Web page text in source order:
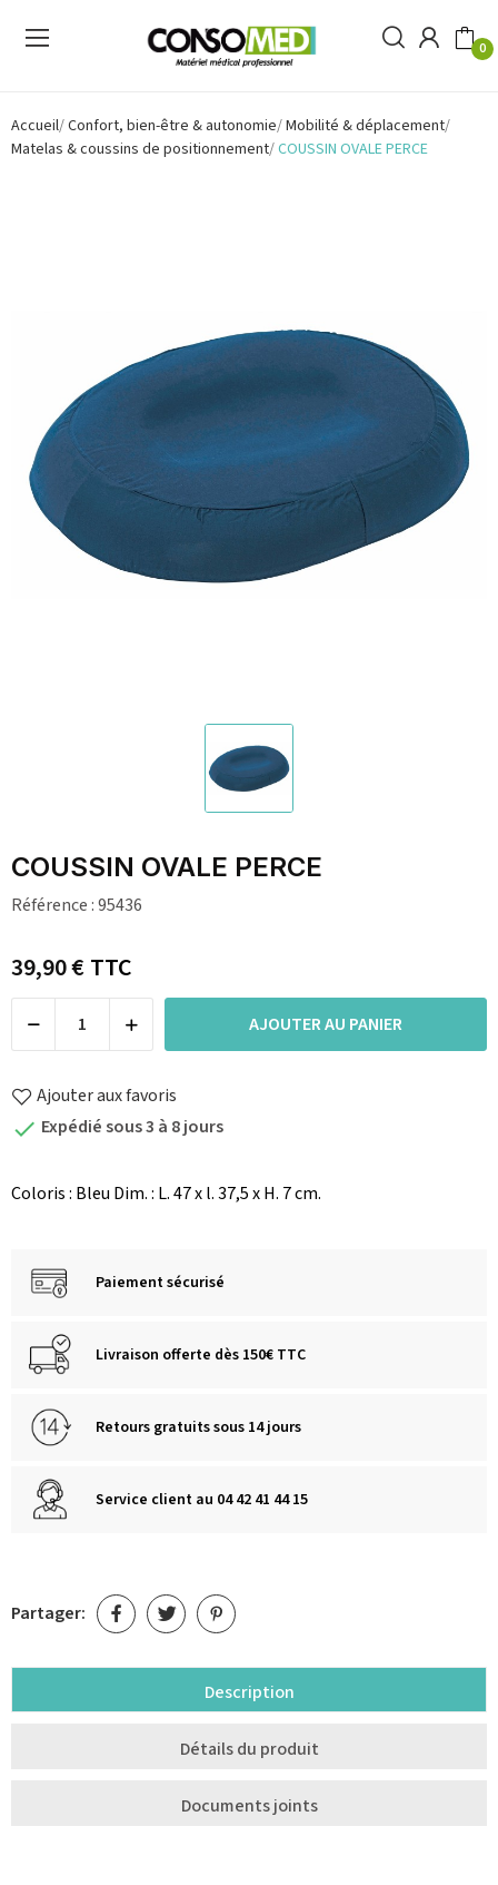
0
Accueil Confort, bien-être & autonomie Mobilité & déplacement
Matelas & coussins de positionnement COUSSIN OVALE PERCE
COUSSIN OVALE PERCE
Référence :95436
39,90 €TTC
AJOUTER AU PANIER
Ajouter aux favoris
 Expédié sous 3 à 8 jours
Coloris : Bleu Dim. : L. 47 x l. 37,5 x H. 7 cm.
Paiement sécurisé
Livraison offerte dès 150€ TTC
Retours gratuits sous 14 jours
Service client au 04 42 41 44 15
Partager:
Description
Détails du produit
Documents joints